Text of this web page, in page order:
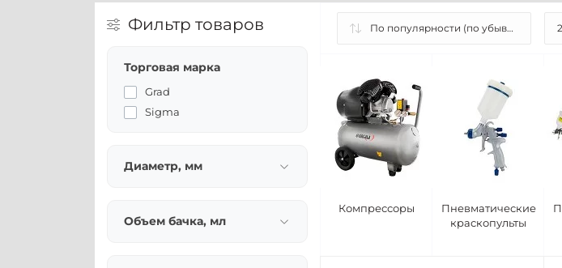
Фильтр товаров
Торговая марка
Grad
Sigma
Диаметр, мм
Объем бачка, мл
Компрессоры
Пневматические
краскопульты